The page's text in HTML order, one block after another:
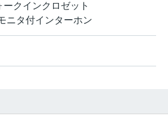
ークインクロゼット
ニタ付インターホン